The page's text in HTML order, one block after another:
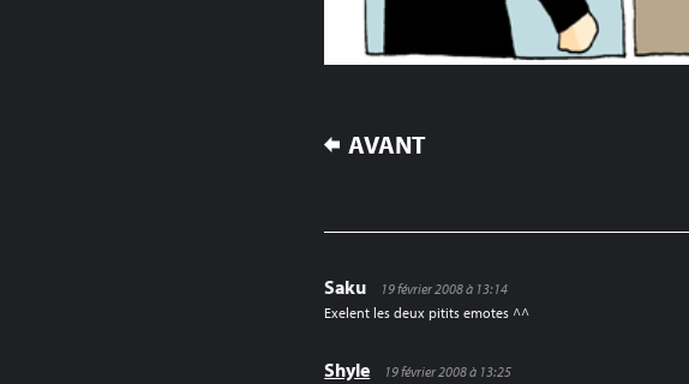
NAVIGATION
AVANT
Saku
19 février 2008 à 13:14
Exelent les deux pitits emotes ^^
Shyle
19 février 2008 à 13:25